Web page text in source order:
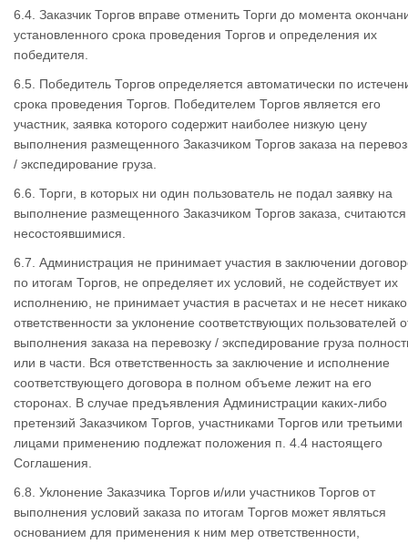
6.4. Заказчик Торгов вправе отменить Торги до момента
установленного срока проведения Торгов и определения их
победителя.
6.5. Победитель Торгов определяется автоматически по
срока проведения Торгов. Победителем Торгов является его
участник, заявка которого содержит наиболее низкую цену
выполнения размещенного Заказчиком Торгов заказа на
/ экспедирование груза.
6.6. Торги, в которых ни один пользователь не подал заявку на
выполнение размещенного Заказчиком Торгов заказа, считаются
несостоявшимися.
6.7. Администрация не принимает участия в заключении
по итогам Торгов, не определяет их условий, не содействует их
исполнению, не принимает участия в расчетах и не несет
ответственности за уклонение соответствующих пользователей
выполнения заказа на перевозку / экспедирование груза
или в части. Вся ответственность за заключение и исполнение
соответствующего договора в полном объеме лежит на его
сторонах. В случае предъявления Администрации каких-либо
претензий Заказчиком Торгов, участниками Торгов или третьими
лицами применению подлежат положения п. 4.4 настоящего
Соглашения.
6.8. Уклонение Заказчика Торгов и/или участников Торгов от
выполнения условий заказа по итогам Торгов может являться
основанием для применения к ним мер ответственности,